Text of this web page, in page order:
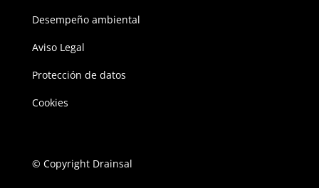
Desempeño ambiental
Aviso Legal
Protección de datos
Cookies
© Copyright Drainsal